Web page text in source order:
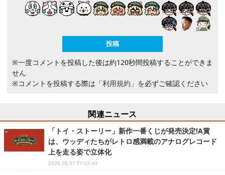
※一度コメントを投稿した後は約120秒間投稿することができま
せん
※コメントを投稿する際は 「利用規約」 を必ずご確認ください
関連ニュース
「トイ・ストーリー」新作一番くじが発売決定!A賞
は、ウッディたちがレトロ感満載のアナログレコード
上を走る姿で立体化
2026.08.07 Fri 03:40